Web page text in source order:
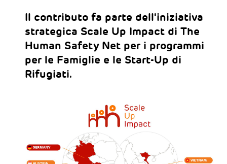
Il contributo fa parte dell'iniziativa
strategica Scale Up Impact di The
Human Safety Net per i programmi
per le Famiglie e le Start-Up di
Rifugiati.